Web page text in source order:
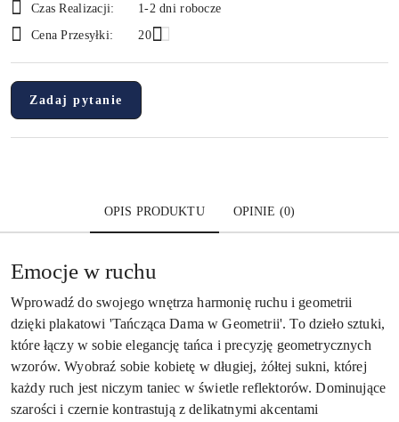
i
dostawa
Czas Realizacji:
1-2 dni robocze
Cena Przesyłki:
20
Zadaj pytanie
OPIS PRODUKTU OPINIE (0)
Emocje w ruchu
Wprowadź do swojego wnętrza harmonię ruchu i geometrii
dzięki plakatowi 'Tańcząca Dama w Geometrii'. To dzieło sztuki,
które łączy w sobie elegancję tańca i precyzję geometrycznych
wzorów. Wyobraź sobie kobietę w długiej, żółtej sukni, której
każdy ruch jest niczym taniec w świetle reflektorów. Dominujące
szarości i czernie kontrastują z delikatnymi akcentami